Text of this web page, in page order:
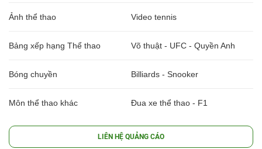
Ảnh thể thao Video tennis
Bảng xếp hạng Thể thao Võ thuật - UFC - Quyền Anh
Bóng chuyền Billiards - Snooker
Môn thể thao khác Đua xe thể thao - F1
LIÊN HỆ QUẢNG CÁO